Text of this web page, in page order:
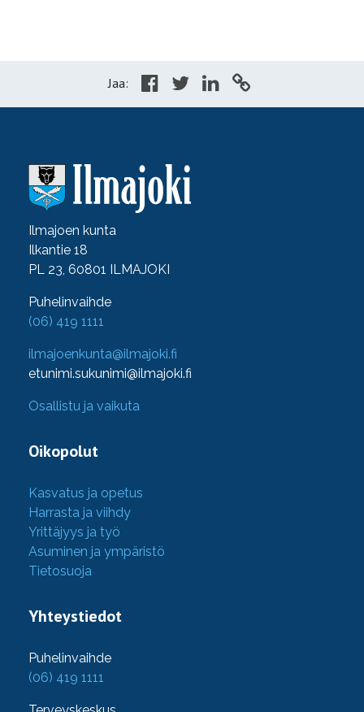
Jaa:
Ilmajoen kunta
Ilkantie 18
PL 23, 60801 ILMAJOKI
Puhelinvaihde
(06) 419 1111
ilmajoenkunta@ilmajoki.fi
etunimi.sukunimi@ilmajoki.fi
Osallistu ja vaikuta
Oikopolut
Kasvatus ja opetus
Harrasta ja viihdy
Yrittäjyys ja työ
Asuminen ja ympäristö
Tietosuoja
Yhteystiedot
Puhelinvaihde
(06) 419 1111